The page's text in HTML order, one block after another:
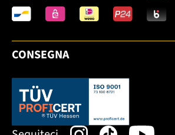
CONSEGNA
Dieser Link öffnet sich in einem neuen Tab.